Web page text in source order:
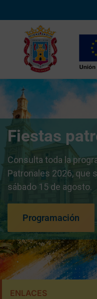
Fiestas
Consulta toda la
Patronales 2026, que
sábado 15 de agosto.
Programación
ENLACES